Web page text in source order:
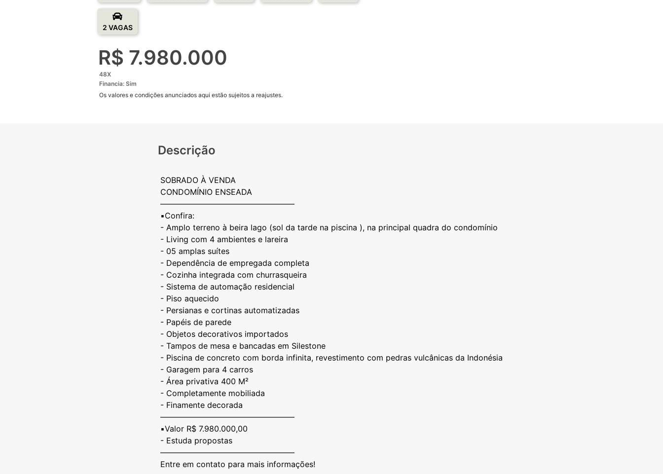
2 VAGAS
R$ 7.980.000
48X
Financia: Sim
Os valores e condições anunciados aqui estão sujeitos a reajustes.
Descrição
SOBRADO À VENDA
CONDOMÍNIO ENSEADA
—————————————————
▪️Confira:
- Amplo terreno à beira lago (sol da tarde na piscina ), na principal quadra do condomínio
- ⁠Living com 4 ambientes e lareira
- ⁠05 amplas suítes
- ⁠Dependência de empregada completa
- ⁠Cozinha integrada com churrasqueira
- ⁠Sistema de automação residencial
- ⁠Piso aquecido
- ⁠Persianas e cortinas automatizadas
- ⁠Papéis de parede
- ⁠Objetos decorativos importados
- ⁠Tampos de mesa e bancadas em Silestone
- ⁠Piscina de concreto com borda infinita, revestimento com pedras vulcânicas da Indonésia
- ⁠Garagem para 4 carros
- ⁠Área privativa 400 M²
- ⁠Completamente mobiliada
- ⁠Finamente decorada
—————————————————
▪️Valor R$ 7.980.000,00
- Estuda propostas
—————————————————